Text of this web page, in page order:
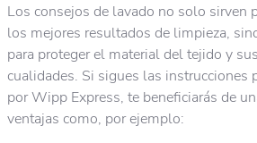
Los consejos de lavado no solo sirven
los mejores resultados de limpieza,
para proteger el material del tejido y sus
cualidades. Si sigues las instrucciones
por Wipp Express, te beneficiarás de
ventajas como, por ejemplo: